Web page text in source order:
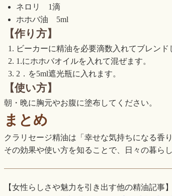
ネロリ 1滴
ホホバ油 5ml
【作り方】
ビーカーに精油を必要滴数入れてブレンド
1.にホホバオイルを入れて混ぜます。
2．を5ml遮光瓶に入れます。
【使い方】
朝・晩に胸元やお腹に塗布してください。
まとめ
クラリセージ精油は「幸せな気持ちになる香
その効果や使い方を知ることで、日々の暮ら
【女性らしさや魅力を引き出す他の精油記事】